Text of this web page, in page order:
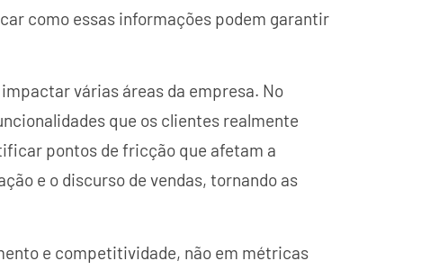
como essas informações podem garantir
várias áreas da empresa. No
que os clientes realmente
pontos de fricção que afetam a
e o discurso de vendas, tornando as
e competitividade, não em métricas